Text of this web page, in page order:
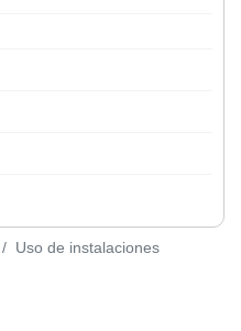
Uso de instalaciones